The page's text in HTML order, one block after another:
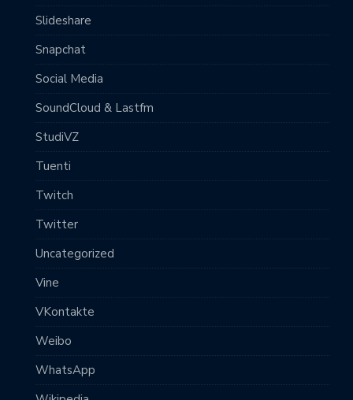
Slideshare
Snapchat
Social Media
SoundCloud & Lastfm
StudiVZ
Tuenti
Twitch
Twitter
Uncategorized
Vine
VKontakte
Weibo
WhatsApp